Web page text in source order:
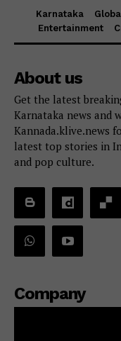
Karnataka
Entertainment
About us
Get the latest
Karnataka news and
Kannada.klive.news
latest top stories in
and pop culture.
Company